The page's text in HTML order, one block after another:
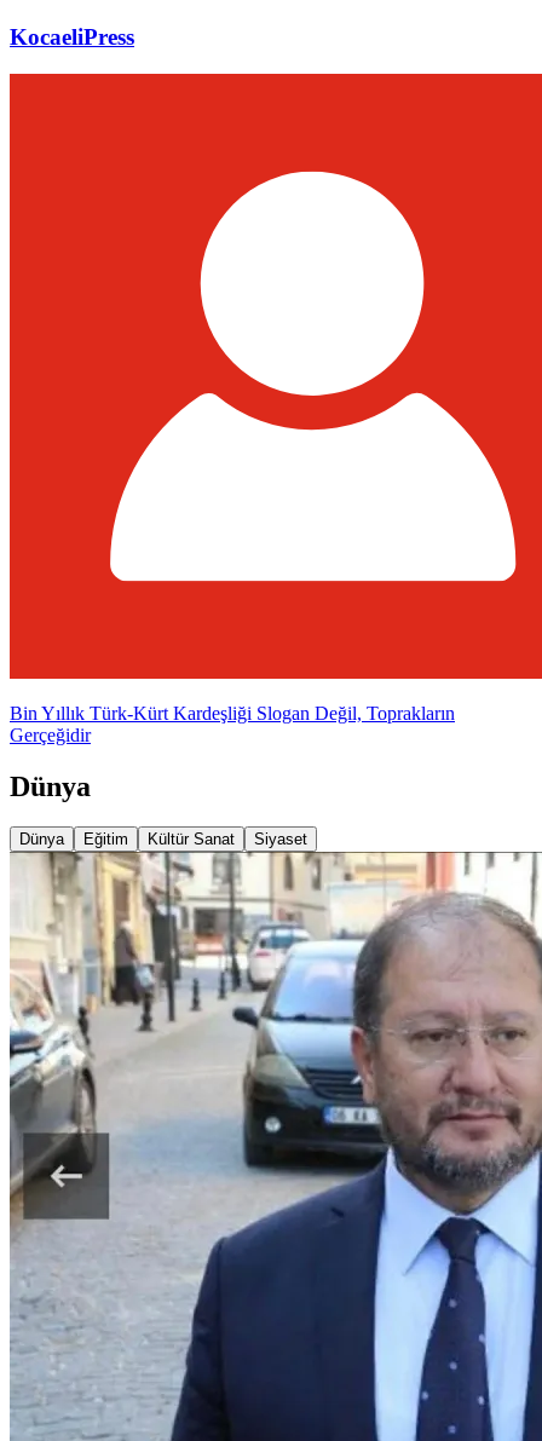
KocaeliPress
Bin Yıllık Türk-Kürt Kardeşliği Slogan Değil, Toprakların
Gerçeğidir
Dünya
Dünya Eğitim Kültür Sanat Siyaset